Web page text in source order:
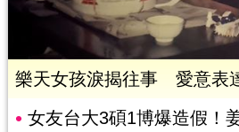
樂天女孩淚揭往事 愛意表
女友台大3碩1博爆造假！